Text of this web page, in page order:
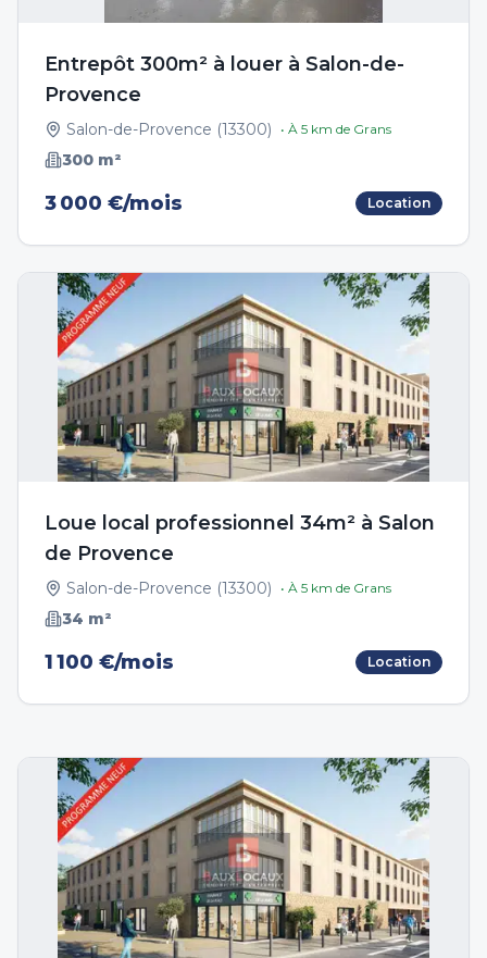
Entrepôt 300m² à louer à Salon-de-
Provence
Salon-de-Provence (13300) • À 5 km de Grans
300 m²
3 000 €/mois Location
Loue local professionnel 34m² à Salon
de Provence
Salon-de-Provence (13300) • À 5 km de Grans
34 m²
1 100 €/mois Location